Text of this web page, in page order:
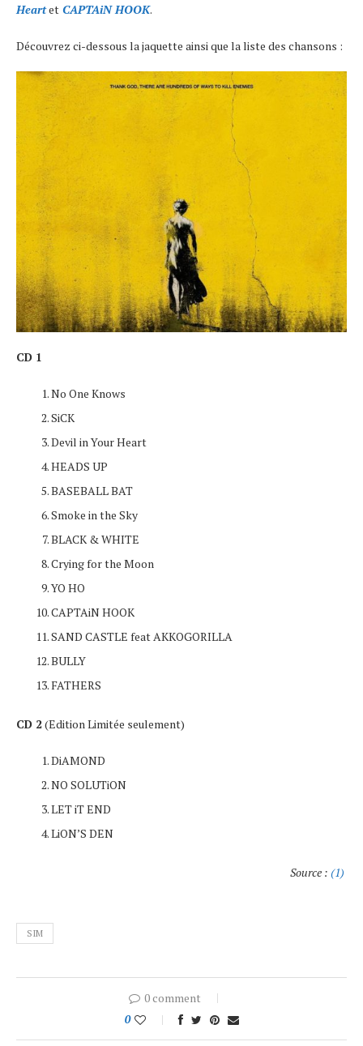
Heartet CAPTAiN HOOK.
Découvrez ci-dessous la jaquette ainsi que la liste des chansons :
CD 1
No One Knows
SiCK
Devil in Your Heart
HEADS UP
BASEBALL BAT
Smoke in the Sky
BLACK & WHITE
Crying for the Moon
YO HO
CAPTAiN HOOK
SAND CASTLE feat AKKOGORILLA
BULLY
FATHERS
CD 2(Edition Limitée seulement)
DiAMOND
NO SOLUTiON
LET iT END
LiON’S DEN
Source : (1)
SIM
0 comment
0